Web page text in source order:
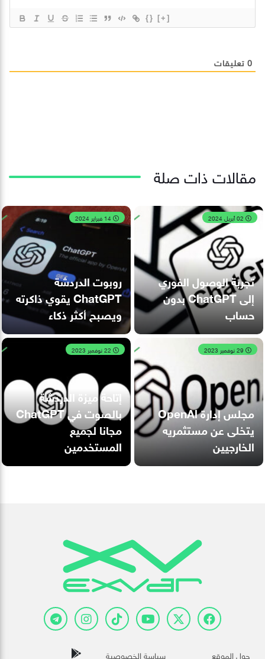
{} [+]
0 تعليقات
مقالات ذات صلة
تجربة الوصول الفوري
إلى ChatGPT بدون
حساب
روبوت الدردشة
ChatGPT يقوي ذاكرته
ويصبح أكثر ذكاء
مجلس إدارة OpenAl
يتخلى عن مستثمريه
الخارجيين
إتاحة ميزة الدردشة
بالصوت في ChatGPT
مجانا لجميع
المستخدمين
حول الموقع سياسة الخصوصية